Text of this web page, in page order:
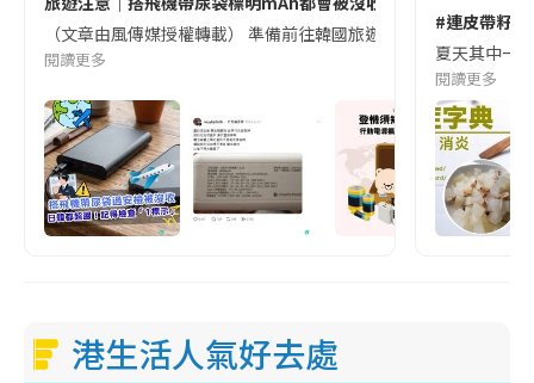
（文章由風傳媒授權轉載） 準備前往韓國旅遊的民眾，近期要
閱讀更多
#連皮帶籽
夏天其中一
閱讀更多
港生活人氣好去處